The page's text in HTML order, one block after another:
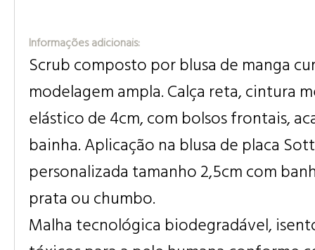
Informações adicionais:
Scrub composto por blusa de manga
modelagem ampla. Calça reta, cintura
elástico de 4cm, com bolsos frontais,
bainha. Aplicação na blusa de placa
personalizada tamanho 2,5cm com
prata ou chumbo.
Malha tecnológica biodegradável,